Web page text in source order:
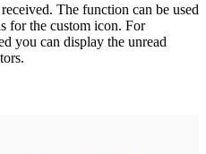
The function can be used
for the custom icon. For
you can display the unread